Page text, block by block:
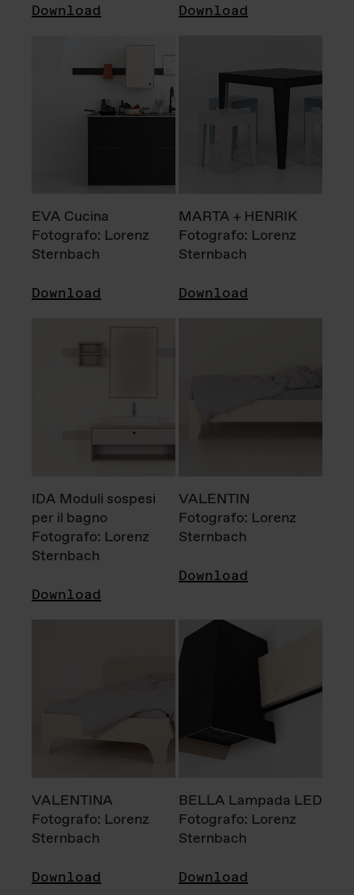
Download Download
EVA Cucina
Fotografo: Lorenz
Sternbach
Download
MARTA + HENRIK
Fotografo: Lorenz
Sternbach
Download
IDA Moduli sospesi
per il bagno
Fotografo: Lorenz
Sternbach
Download
VALENTIN
Fotografo: Lorenz
Sternbach
Download
VALENTINA
Fotografo: Lorenz
Sternbach
Download
BELLA Lampada LED
Fotografo: Lorenz
Sternbach
Download